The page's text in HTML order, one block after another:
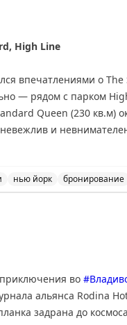
High Line
впечатлениями о
— рядом с парком
Queen (230 кв.м)
и
переосмыслении
нью йорк бронирование
во
альянса Rodina
задрана до